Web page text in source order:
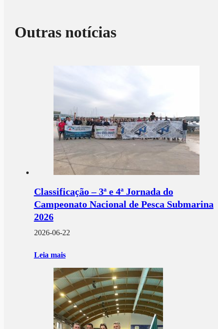
Outras notícias
Classificação – 3ª e 4ª Jornada do
Campeonato Nacional de Pesca Submarina
2026
2026-06-22
Leia mais